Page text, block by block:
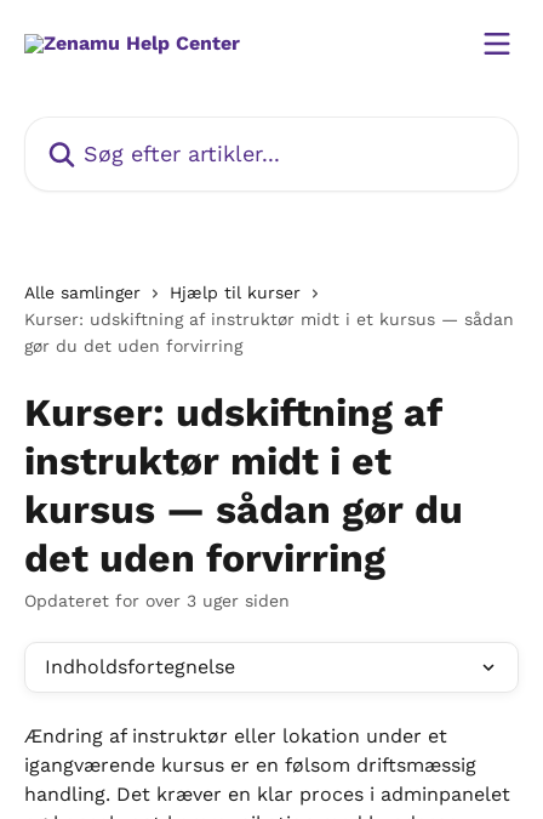
Alle samlinger
Hjælp til kurser
Kurser: udskiftning af instruktør midt i et kursus — sådan
gør du det uden forvirring
Kurser: udskiftning af
instruktør midt i et
kursus — sådan gør du
det uden forvirring
Opdateret for over 3 uger siden
Indholdsfortegnelse
Ændring af instruktør eller lokation under et
igangværende kursus er en følsom driftsmæssig
handling. Det kræver en klar proces i adminpanelet